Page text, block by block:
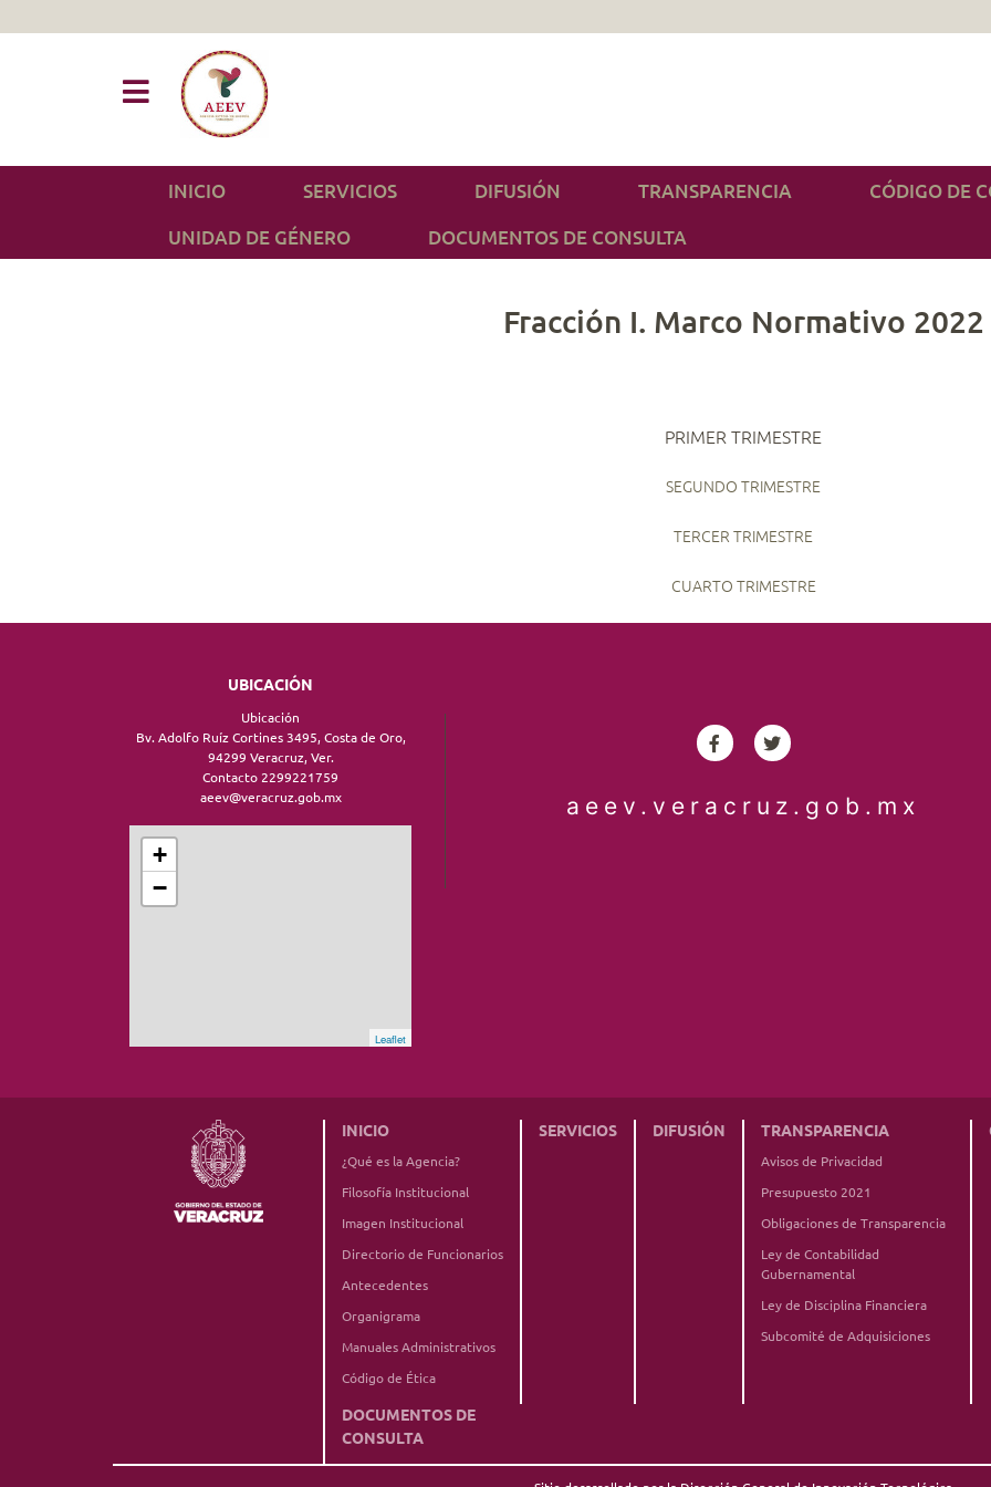
INICIO SERVICIOS DIFUSIÓN TRANSPARENCIA CÓDIGO DE
UNIDAD DE GÉNERO DOCUMENTOS DE CONSULTA
Fracción I. Marco Normativo 2022
PRIMER TRIMESTRE
SEGUNDO TRIMESTRE
TERCER TRIMESTRE
CUARTO TRIMESTRE
UBICACIÓN
Ubicación
Bv. Adolfo Ruíz Cortines 3495, Costa de Oro,
94299 Veracruz, Ver.
Contacto 2299221759
aeev@veracruz.gob.mx
+
−
Leaflet
aeev.veracruz.gob.mx
INICIO
¿Qué es la Agencia?
Filosofía Institucional
Imagen Institucional
Directorio de Funcionarios
Antecedentes
Organigrama
Manuales Administrativos
Código de Ética
SERVICIOS DIFUSIÓN TRANSPARENCIA
Avisos de Privacidad
Presupuesto 2021
Obligaciones de Transparencia
Ley de Contabilidad
Gubernamental
Ley de Disciplina Financiera
Subcomité de Adquisiciones
DOCUMENTOS DE
CONSULTA